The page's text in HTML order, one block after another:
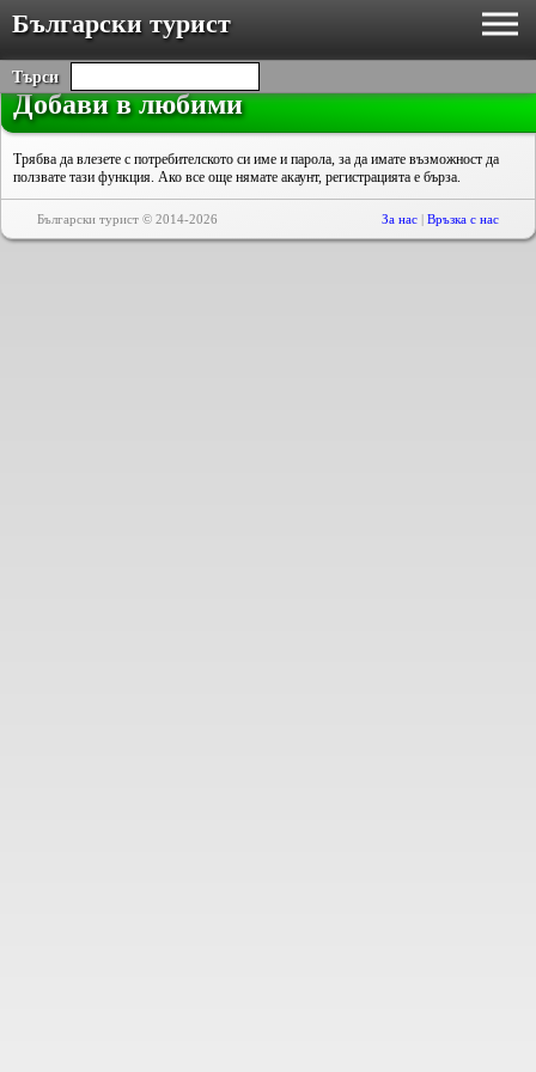
Български турист
Търси
Добави в любими
Трябва да влезете с потребителското си име и парола, за да имате възможност да
ползвате тази функция. Ако все още нямате акаунт, регистрацията е бърза.
Български турист © 2014-2026 За нас | Връзка с нас